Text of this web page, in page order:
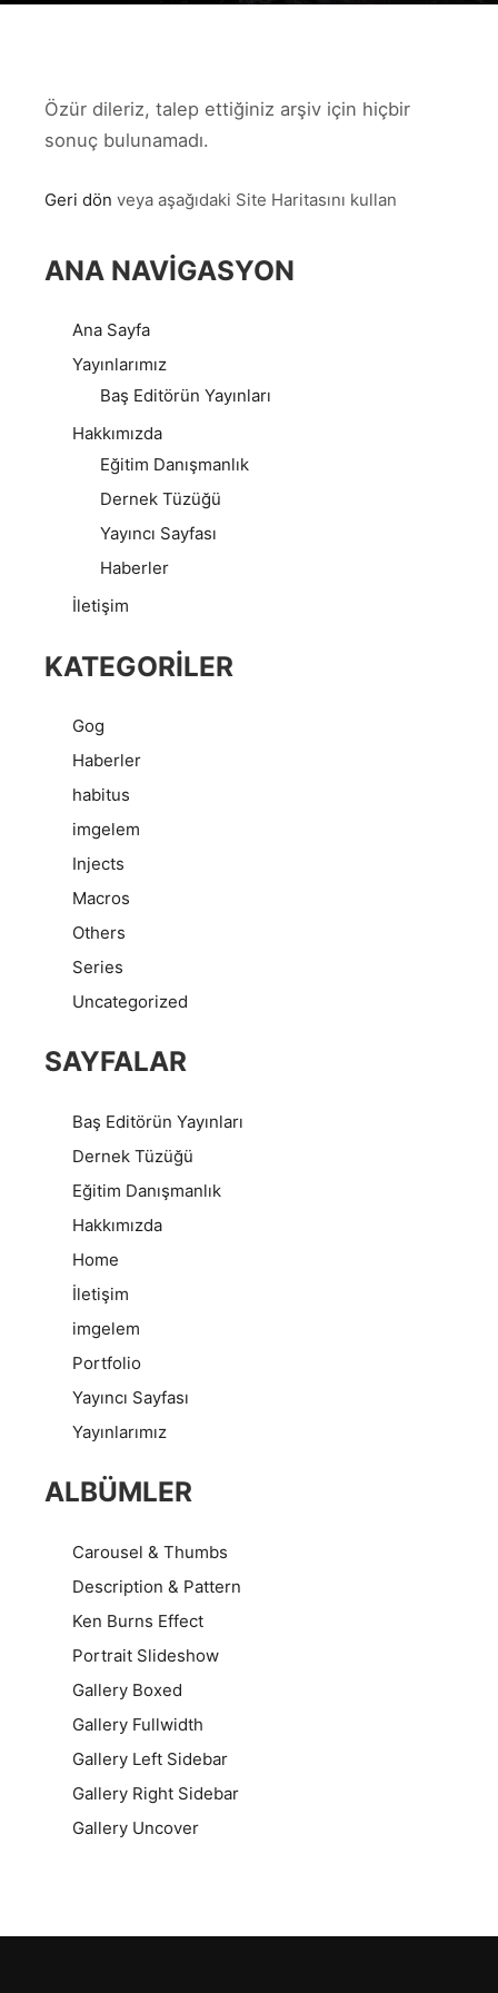
Özür dileriz, talep ettiğiniz arşiv için hiçbir
sonuç bulunamadı.
Geri dön veya aşağıdaki Site Haritasını kullan
ANA NAVIGASYON
Ana Sayfa
Yayınlarımız
Baş Editörün Yayınları
Hakkımızda
Eğitim Danışmanlık
Dernek Tüzüğü
Yayıncı Sayfası
Haberler
İletişim
KATEGORILER
Gog
Haberler
habitus
imgelem
Injects
Macros
Others
Series
Uncategorized
SAYFALAR
Baş Editörün Yayınları
Dernek Tüzüğü
Eğitim Danışmanlık
Hakkımızda
Home
İletişim
imgelem
Portfolio
Yayıncı Sayfası
Yayınlarımız
ALBÜMLER
Carousel & Thumbs
Description & Pattern
Ken Burns Effect
Portrait Slideshow
Gallery Boxed
Gallery Fullwidth
Gallery Left Sidebar
Gallery Right Sidebar
Gallery Uncover